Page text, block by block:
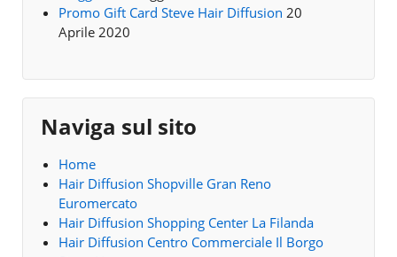
Promo Gift Card Steve Hair Diffusion 20
Aprile 2020
Naviga sul sito
Home
Hair Diffusion Shopville Gran Reno
Euromercato
Hair Diffusion Shopping Center La Filanda
Hair Diffusion Centro Commerciale Il Borgo